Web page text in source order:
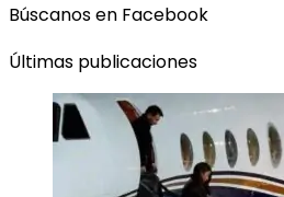
Búscanos en Facebook
Últimas publicaciones